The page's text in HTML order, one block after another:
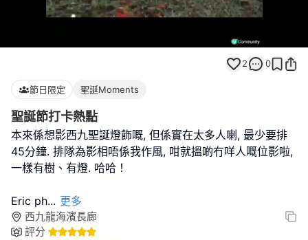
100.00%
2 0
節日限定 聖誕Moments
聖誕節打卡熱點
本來係想影西九聖誕燈飾嘅, 但係實在太多人喇, 最少要排
45分鐘. 排隊為影相唔係我作風, 咁就搵啲冇咩人嘅位影啦,
一樣有樹、有燈. 哈哈！
Eric ph... 更多
西九龍海濱長廊
評分